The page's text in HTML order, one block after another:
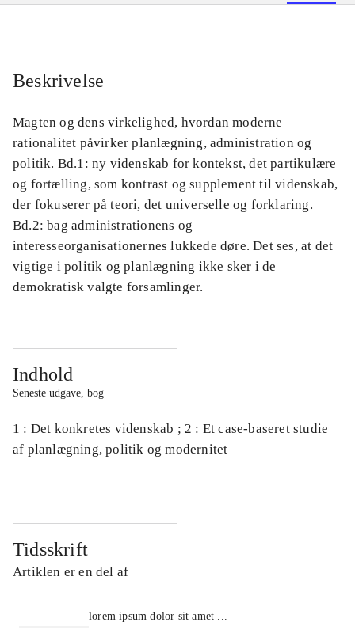
Beskrivelse
Magten og dens virkelighed, hvordan moderne
rationalitet påvirker planlægning, administration og
politik. Bd.1: ny videnskab for kontekst, det partikulære
og fortælling, som kontrast og supplement til videnskab,
der fokuserer på teori, det universelle og forklaring.
Bd.2: bag administrationens og
interesseorganisationernes lukkede døre. Det ses, at det
vigtige i politik og planlægning ikke sker i de
demokratisk valgte forsamlinger.
Indhold
Seneste udgave, bog
1 : Det konkretes videnskab ; 2 : Et case-baseret studie
af planlægning, politik og modernitet
Tidsskrift
Artiklen er en del af
lorem ipsum dolor sit amet ...